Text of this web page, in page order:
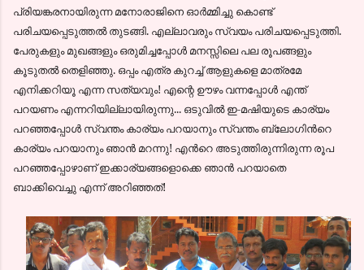
പ്രിയങ്കരനായിരുന്ന മനോരാജിനെ ഓര്‍മ്മിച്ചു കൊണ്ട്
പരിചയപ്പെടുത്തല്‍ തുടങ്ങി. എല്ലാവരും സ്വയം പരിചയപ്പെടുത്തി.
പേരുകളും മുഖങ്ങളും ഒരുമിച്ചപ്പോള്‍ മനസ്സിലെ പല രൂപങ്ങളും
കൂടുതല്‍ തെളിഞ്ഞു. ഒപ്പം എത്ര കുറച്ച് ആളുകളെ മാത്രമേ
എനിക്കറിയൂ എന്ന സത്യവും! എന്റെ ഊഴം വന്നപ്പോള്‍ എന്ത്
പറയണം എന്നറിയില്ലായിരുന്നു... ഒടുവില്‍ ഇ-മഷിയുടെ കാര്യം
പറഞ്ഞപ്പോള്‍ സ്വന്തം കാര്യം പറയാനും സ്വന്തം ബ്ലോഗിന്‍റെ
കാര്യം പറയാനും ഞാന്‍ മറന്നു! എന്‍റെ അടുത്തിരുന്നിരുന്ന രൂപ
പറഞ്ഞപ്പോഴാണ് ഇക്കാര്യങ്ങളൊക്കെ ഞാന്‍ പറയാതെ
ബാക്കിവെച്ചു എന്ന്‍ അറിഞ്ഞത്!